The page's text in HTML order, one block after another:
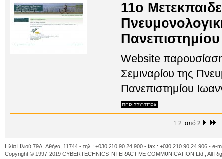
11ο
Website
Σεμιναρίου της
Πανεπιστημίου
ΠΕΡΙΣΣΟΤΕΡΑ
1 2 από 2
Ηλία Ηλιού 79A, Αθήνα, 11744 - τηλ.: +030 210 90.24.900 - fax.: +030 210 90.24.906 - e-
Copyright © 1997-2019 CYBERTECHNICS INTERACTIVE COMMUNICATION Ltd., All